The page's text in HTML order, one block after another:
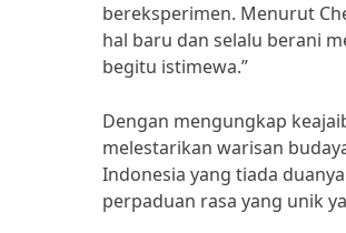
bereksperimen. Menurut
hal baru dan selalu berani
begitu istimewa.”
Dengan mengungkap
melestarikan warisan
Indonesia yang tiada
perpaduan rasa yang unik